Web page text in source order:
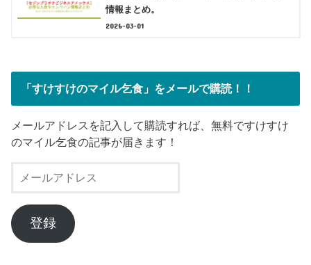
情報まとめ。
2026-03-01
「すけすけのマイル乞食」をメールで購読！！
メールアドレスを記入して購読すれば、無料ですけすけ
のマイル乞食の記事が届きます！
ー
ア
ド
登録